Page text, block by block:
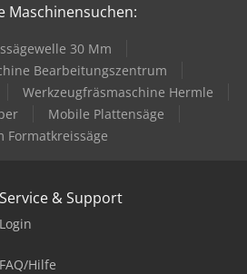
Maschinensuchen:
30 Mm
Bearbeitungszentrum
Werkzeugfräsmaschine Hermle
Mobile Plattensäge
Formatkreissäge
Service & Support
Login
FAQ/Hilfe